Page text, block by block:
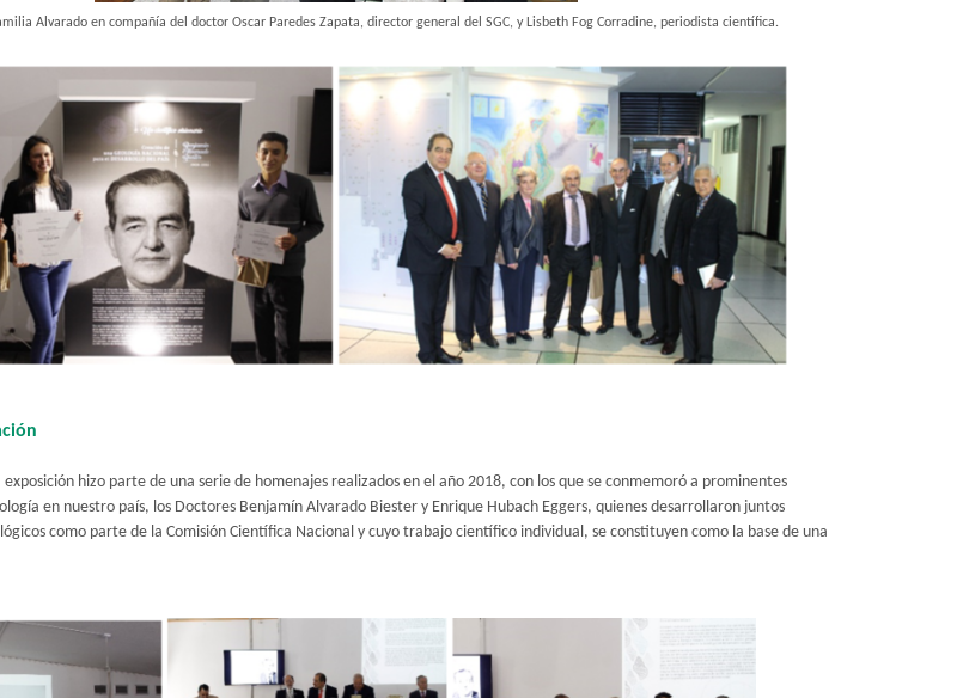
Alvarado en compañía del doctor Oscar Paredes Zapata, director general del SGC, y Lisbeth Fog Corradine, periodista científica.
hizo parte de una serie de homenajes realizados en el año 2018, con los que se conmemoró a prominentes
en nuestro país, los Doctores Benjamín Alvarado Biester y Enrique Hubach Eggers, quienes desarrollaron juntos
como parte de la Comisión Científica Nacional y cuyo trabajo científico individual, se constituyen como la base de una